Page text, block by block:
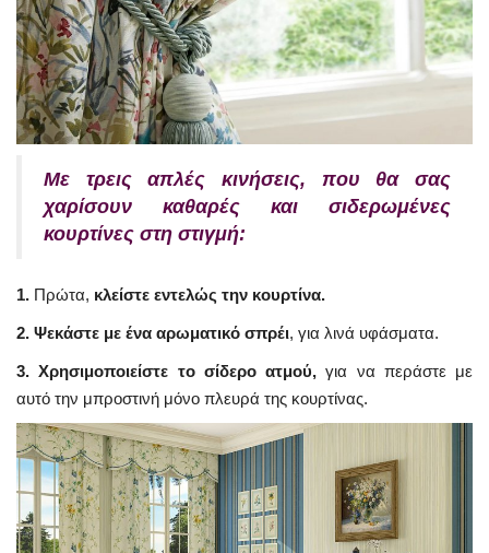
Mε τρεις απλές κινήσεις, που θα σας
χαρίσουν καθαρές και σιδερωμένες
κουρτίνες στη στιγμή:
1. Πρώτα, κλείστε εντελώς την κουρτίνα.
2. Ψεκάστε με ένα αρωματικό σπρέι, για λινά υφάσματα.
3. Χρησιμοποιείστε το σίδερο ατμού, για να περάστε με
αυτό την μπροστινή μόνο πλευρά της κουρτίνας.